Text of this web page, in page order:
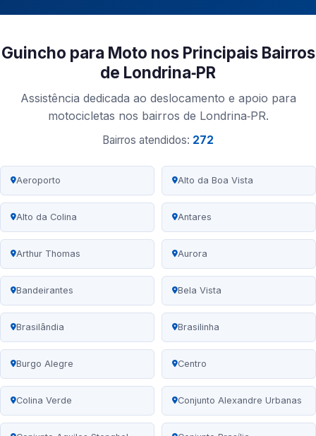
Guincho para Moto nos Principais Bairros
de Londrina‑PR
Assistência dedicada ao deslocamento e apoio para
motocicletas nos bairros de Londrina‑PR.
Bairros atendidos: 272
Aeroporto Alto da Boa Vista
Alto da Colina Antares
Arthur Thomas Aurora
Bandeirantes Bela Vista
Brasilândia Brasilinha
Burgo Alegre Centro
Colina Verde Conjunto Alexandre Urbanas